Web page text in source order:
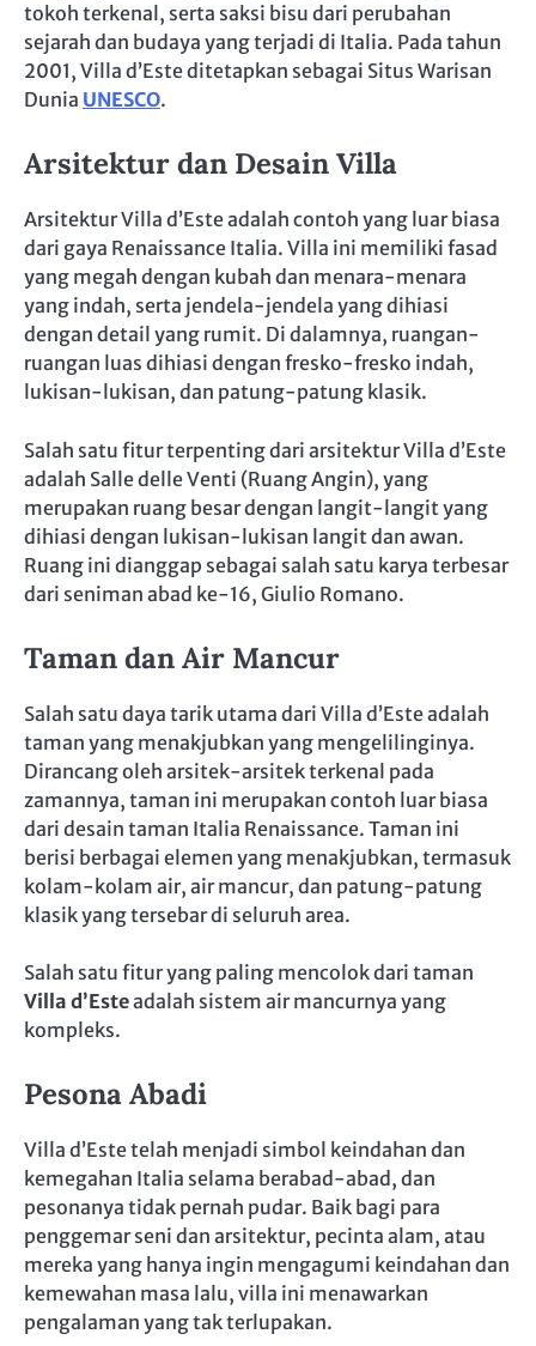
tokoh terkenal, serta saksi bisu dari perubahan
sejarah dan budaya yang terjadi di Italia. Pada tahun
2001, Villa d’Este ditetapkan sebagai Situs Warisan
Dunia UNESCO.
Arsitektur dan Desain Villa
Arsitektur Villa d’Este adalah contoh yang luar biasa
dari gaya Renaissance Italia. Villa ini memiliki fasad
yang megah dengan kubah dan menara-menara
yang indah, serta jendela-jendela yang dihiasi
dengan detail yang rumit. Di dalamnya, ruangan-
ruangan luas dihiasi dengan fresko-fresko indah,
lukisan-lukisan, dan patung-patung klasik.
Salah satu fitur terpenting dari arsitektur Villa d’Este
adalah Salle delle Venti (Ruang Angin), yang
merupakan ruang besar dengan langit-langit yang
dihiasi dengan lukisan-lukisan langit dan awan.
Ruang ini dianggap sebagai salah satu karya terbesar
dari seniman abad ke-16, Giulio Romano.
Taman dan Air Mancur
Salah satu daya tarik utama dari Villa d’Este adalah
taman yang menakjubkan yang mengelilinginya.
Dirancang oleh arsitek-arsitek terkenal pada
zamannya, taman ini merupakan contoh luar biasa
dari desain taman Italia Renaissance. Taman ini
berisi berbagai elemen yang menakjubkan, termasuk
kolam-kolam air, air mancur, dan patung-patung
klasik yang tersebar di seluruh area.
Salah satu fitur yang paling mencolok dari taman
Villa d’Esteadalah sistem air mancurnya yang
kompleks.
Pesona Abadi
Villa d’Este telah menjadi simbol keindahan dan
kemegahan Italia selama berabad-abad, dan
pesonanya tidak pernah pudar. Baik bagi para
penggemar seni dan arsitektur, pecinta alam, atau
mereka yang hanya ingin mengagumi keindahan dan
kemewahan masa lalu, villa ini menawarkan
pengalaman yang tak terlupakan.